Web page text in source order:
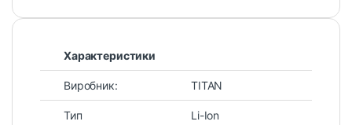
Характеристики
Виробник: TITAN
Тип
Li-Ion